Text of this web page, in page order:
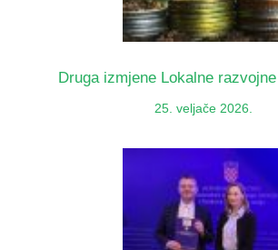
Druga izmjene Lokalne
25. veljače 2026.